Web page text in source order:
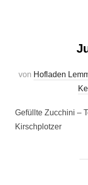
von Hofladen
Gefüllte Zucchini –
Kirschplotzer